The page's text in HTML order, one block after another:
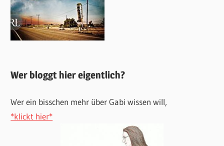
Wer bloggt hier eigentlich?
Wer ein bisschen mehr über Gabi wissen will,
*klickt hier*